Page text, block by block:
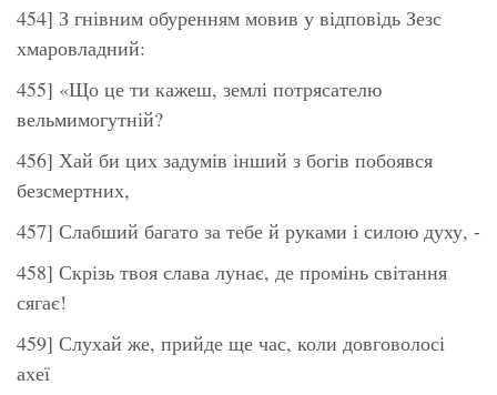
454] З гнівним обуренням мовив у відповідь Зезс
хмаровладний:
455] «Що це ти кажеш, землі потрясателю
вельмимогутній?
456] Хай би цих задумів інший з богів побоявся
безсмертних,
457] Слабший багато за тебе й руками і силою духу, -
458] Скрізь твоя слава лунає, де промінь світання
сягає!
459] Слухай же, прийде ще час, коли довговолосі
ахеї